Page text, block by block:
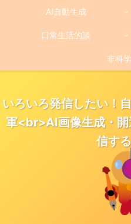
いろいろ発信したい！
軍<br>AI画像生成・開
信す
AI自動生成
日常生活的談
非科